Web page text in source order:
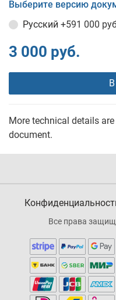
Выберите версию
Русский +591 000
3 000 руб.
More technical details
document.
Все права